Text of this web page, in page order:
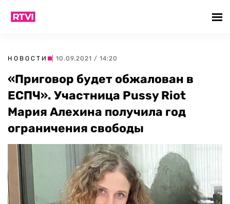
НОВОСТИ | 10.09.2021 / 14:20
«Приговор будет обжалован в
ЕСПЧ». Участница Pussy Riot
Мария Алехина получила год
ограничения свободы